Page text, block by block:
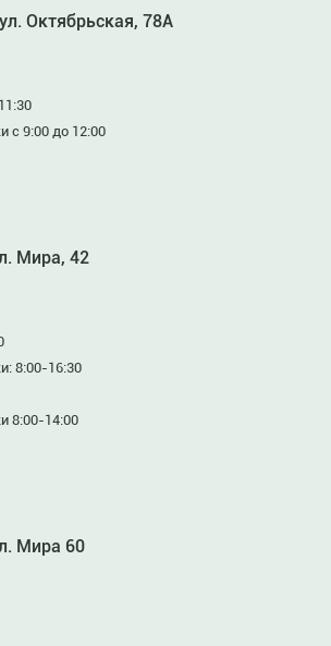
Октябрьская, 78А
с 9:00 до 12:00
Мира, 42
8:00-16:30
8:00-14:00
Мира 60